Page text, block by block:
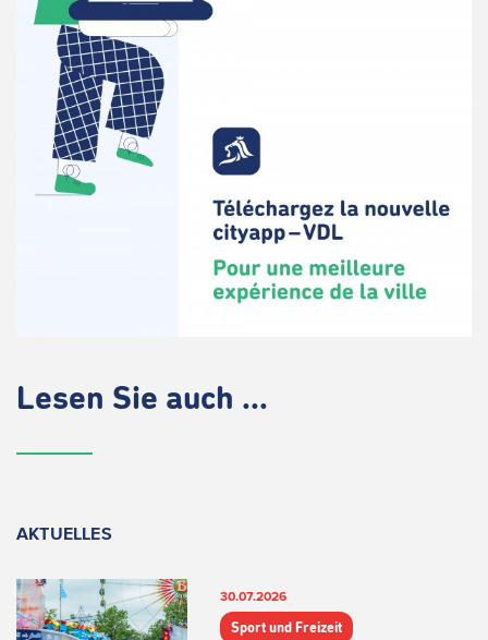
Lesen Sie auch ...
AKTUELLES
30.07.2026
Sport und Freizeit